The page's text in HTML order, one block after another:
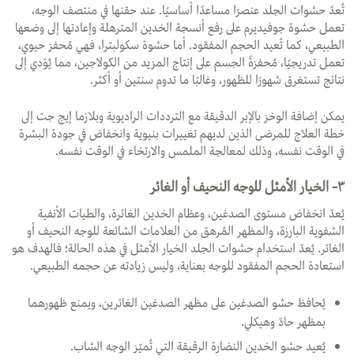
تُعدّ حشوات الجلد عنصرًا مساعدًا أساسيًا. عند حقنها في منتصف الوجه،
تعمل حشوة جوفيديرم على رفع أنسجة الخدين المترهلة وإعادتها إلى وضعها
الطبيعي، كما تُعيد الحجم المفقود. أما حشوة سكولبترا، فهي مُحفز حيوي،
تعمل تدريجيًا، مُحفزةً الجسم على إنتاج المزيد من الكولاجين، مما يُؤدي إلى
نتائج تستغرق شهورًا للظهور، وغالبًا ما تدوم سنتين أو أكثر.
يمكن إضافة الوخز بالإبر الدقيقة مع الترددات الراديوية وبلازما إيج جت إلى
خطة العلاج للمرضى الذين لديهم تغييرات بنيوية وانخفاض في جودة البشرة
في الوقت نفسه، وذلك لمعالجة الملمس والارتخاء في الوقت نفسه.
٣- الخيار الأمثل للوجه النحيف أو الغائر
يُعدّ انخفاض مستوى الصدغين، وعظام الخدين الغائرة، والطيات الأنفية
الشفوية البارزة، والمظهر المُرهق من العلامات الشائعة للوجه النحيف أو
الغائر. يُعدّ استخدام حشوات الجلد الخيار الأمثل في هذه الحالة؛ فالهدف هو
استعادة الحجم المفقود للوجه بعناية، وليس زيادته عن حجمه الطبيعي.
يُحافظ حشو الصدغين على مظهر الصدغين الغائرين، ويمنع ظهورهما
بمظهر حادّ وهيكلي.
يُعيد حشو الخدين النضارة الرقيقة التي تُميّز الوجه الشاب.